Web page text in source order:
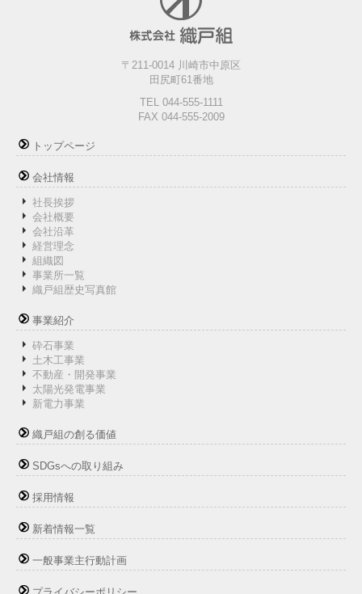
〒211-0014 川崎市中原区
田尻町61番地
TEL 044-555-1111
FAX 044-555-2009
トップページ
会社情報
社長挨拶
会社概要
会社沿革
経営理念
組織図
事業所一覧
織戸組歴史写真館
事業紹介
砕石事業
土木工事業
不動産・開発事業
太陽光発電事業
新電力事業
織戸組の創る価値
SDGsへの取り組み
採用情報
新着情報一覧
一般事業主行動計画